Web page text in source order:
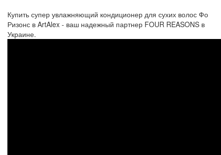
Купить супер увлажняющий кондиционер для сухих волос Фо
Ризонс в ArtAlex - ваш надежный партнер FOUR REASONS в
Украине.